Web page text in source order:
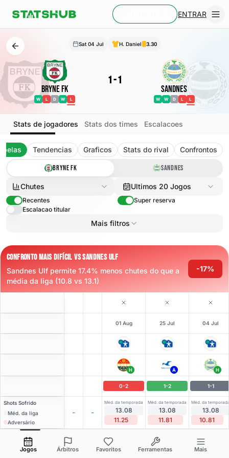
ENTRAR
Sat 04 Jul H. Daniel 3.30
Bryne FK
W L D W L
1-1
Sandnes
W W D L L
Stats de jogadores Stats dos times Escalacoes
Tendencias Graficos Stats do rival Confrontos
BRYNE FK SANDNES
Chutes Ultimos 20 Jogos
Recentes
Super reserva
Escalacao titular
Mais filtros
CONFRONTO MAIS DIFÍCIL VS SANDNES ULF
Sandnes Ulf permite 17.4% menos chutes do que a
média da liga (10.8 vs 13.1)
-17%
01 Aug 25 Jul 04 Jul
H A H
0-2 1-2 1-1
Shots Sofrido
Méd. da liga
Adversário
- -
Méd. da temporada
13.08
11.25
Méd. da temporada
13.08
11.81
Méd. da
13.08
10.81
N. Strunck Abrir menu
2.52
90' LCM LCM- 90
3
LCM
Jogos Árbitros Favoritos Ferramentas Mais